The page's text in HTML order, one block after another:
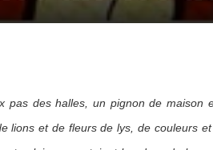
pas des halles, un pignon de maison
lions et de fleurs de lys, de couleurs